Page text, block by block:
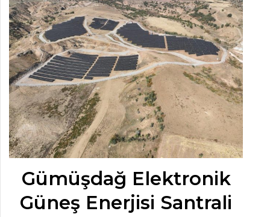
Gümüşdağ Elektronik
Güneş Enerjisi Santrali